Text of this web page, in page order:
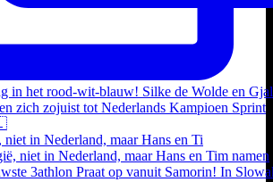
in Nederland, maar Hans en Ti